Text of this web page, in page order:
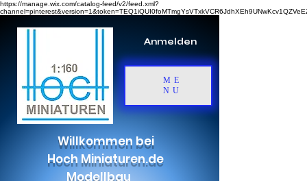
https://manage.wix.com/catalog-feed/v2/feed.xml?
Anmelden
ME
NU
Willkommen bei
Hoch Miniaturen.de
Modellbau